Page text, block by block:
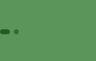
zu entdecken.